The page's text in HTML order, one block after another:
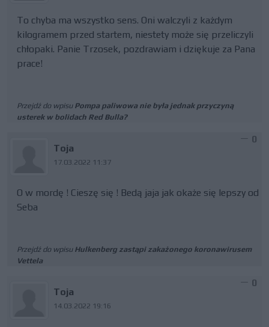
To chyba ma wszystko sens. Oni walczyli z każdym
kilogramem przed startem, niestety może się przeliczyli
chłopaki. Panie Trzosek, pozdrawiam i dziękuje za Pana
prace!
Przejdź do wpisu Pompa paliwowa nie była jednak przyczyną
usterek w bolidach Red Bulla?
Toja
17.03.2022 11:37
0
O w mordę ! Cieszę się ! Bedą jaja jak okaże się lepszy od
Seba
Przejdź do wpisu Hulkenberg zastąpi zakażonego koronawirusem
Vettela
Toja
14.03.2022 19:16
0